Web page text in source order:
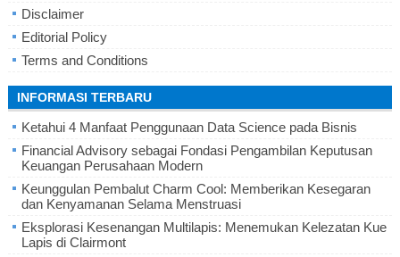
Disclaimer
Editorial Policy
Terms and Conditions
INFORMASI TERBARU
Ketahui 4 Manfaat Penggunaan Data Science pada Bisnis
Financial Advisory sebagai Fondasi Pengambilan Keputusan
Keuangan Perusahaan Modern
Keunggulan Pembalut Charm Cool: Memberikan Kesegaran
dan Kenyamanan Selama Menstruasi
Eksplorasi Kesenangan Multilapis: Menemukan Kelezatan Kue
Lapis di Clairmont